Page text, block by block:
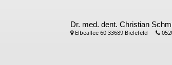
Dr. med. dent. Christian
Elbeallee 60 33689 Bielefeld